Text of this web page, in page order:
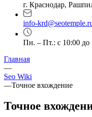
г. Краснодар,
info-
Пн. – Пт.: с 10:00 до
Главная
—
Seo Wiki
—Точное вхождение
Точное